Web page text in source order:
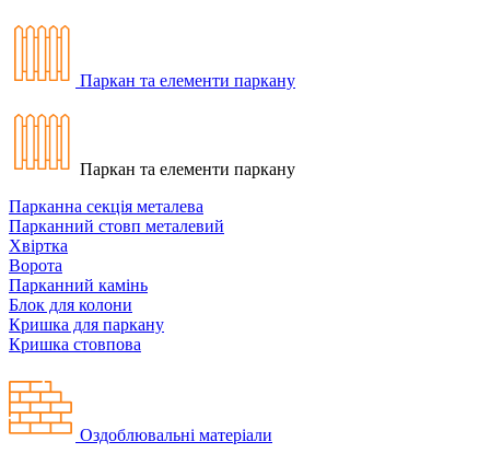
Паркан та елементи паркану
Паркан та елементи паркану
Парканна секція металева
Парканний стовп металевий
Хвіртка
Ворота
Парканний камінь
Блок для колони
Кришка для паркану
Кришка стовпова
Оздоблювальні матеріали